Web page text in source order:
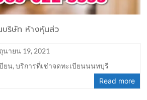
บริษัท ห้างหุ้นส่ว
นายน 19, 2021
ยน,บริการที่เช่าจดทะเบียนนนทบุรี
Read more